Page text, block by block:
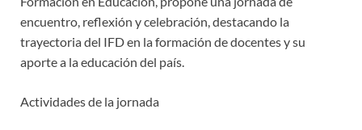
encuentro, reflexión y celebración, destacando la
trayectoria del IFD en la formación de docentes y su
aporte a la educación del país.
Actividades de la jornada